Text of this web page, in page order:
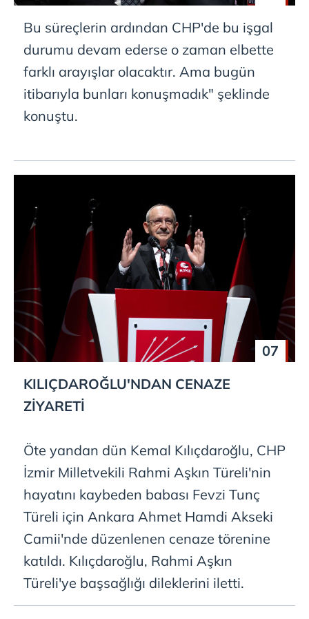
Bu süreçlerin ardından CHP'de bu işgal
durumu devam ederse o zaman elbette
farklı arayışlar olacaktır. Ama bugün
itibarıyla bunları konuşmadık" şeklinde
konuştu.
07
KILIÇDAROĞLU'NDAN CENAZE
ZİYARETİ
Öte yandan dün Kemal Kılıçdaroğlu, CHP
İzmir Milletvekili Rahmi Aşkın Türeli'nin
hayatını kaybeden babası Fevzi Tunç
Türeli için Ankara Ahmet Hamdi Akseki
Camii'nde düzenlenen cenaze törenine
katıldı. Kılıçdaroğlu, Rahmi Aşkın
Türeli'ye başsağlığı dileklerini iletti.